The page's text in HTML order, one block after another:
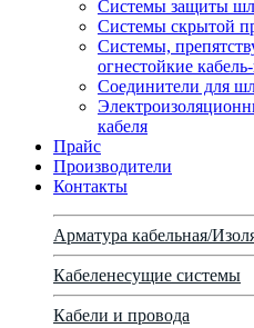
Системы защиты
Системы скрытой
Системы,
огнестойкие
Соединители для
кабеля
Прайс
Производители
Контакты
Арматура кабельная/
Кабеленесущие системы
Кабели и провода